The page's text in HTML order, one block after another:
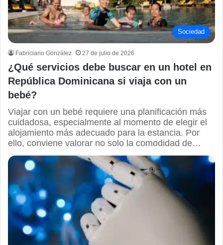
Sociedad
Fabriciano González 27 de julio de 2026
¿Qué servicios debe buscar en un hotel en
República Dominicana si viaja con un
bebé?
Viajar con un bebé requiere una planificación más
cuidadosa, especialmente al momento de elegir el
alojamiento más adecuado para la estancia. Por
ello, conviene valorar no solo la comodidad de…